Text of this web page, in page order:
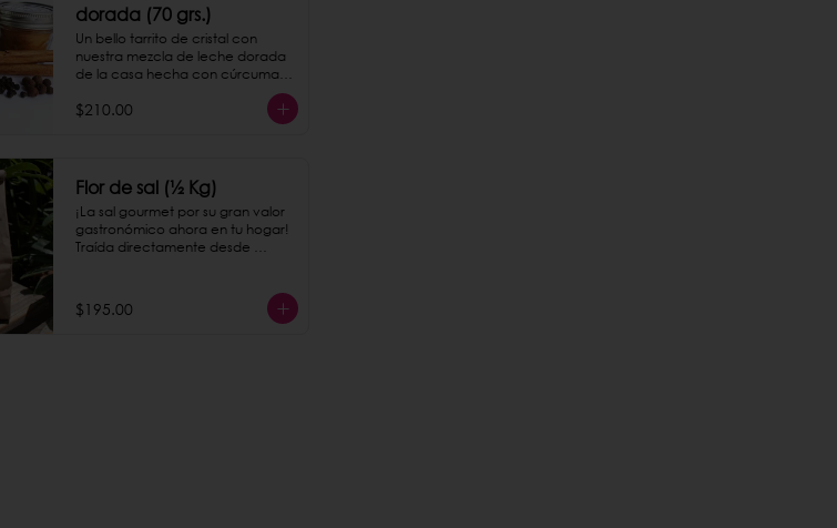
dorada (70 grs.)
Un bello tarrito de cristal con
nuestra mezcla de leche dorada
de la casa hecha con cúrcuma,
$210.00
Flor de sal (½ Kg)
¡La sal gourmet por su gran valor
gastronómico ahora en tu hogar!
Traída directamente desde
$195.00